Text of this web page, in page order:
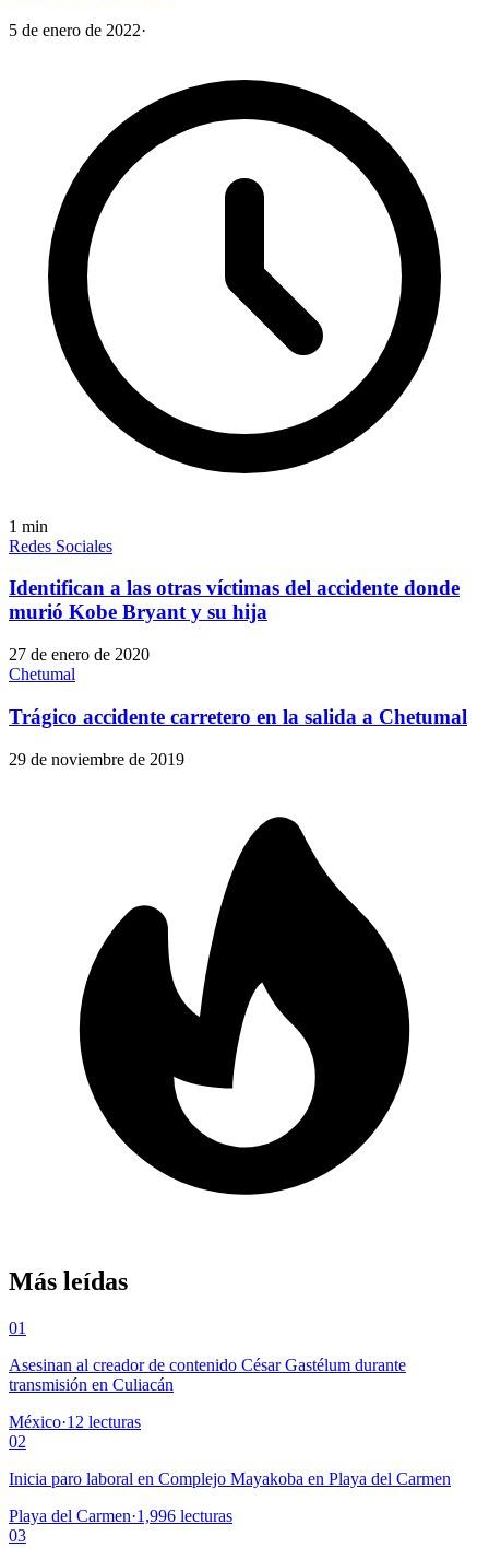
5 de enero de 2022·
1 min
Redes Sociales
Identifican a las otras víctimas del accidente donde
murió Kobe Bryant y su hija
27 de enero de 2020
Chetumal
Trágico accidente carretero en la salida a Chetumal
29 de noviembre de 2019
Más leídas
01
Asesinan al creador de contenido César Gastélum durante
transmisión en Culiacán
México·12 lecturas
02
Inicia paro laboral en Complejo Mayakoba en Playa del Carmen
Playa del Carmen·1,996 lecturas
03